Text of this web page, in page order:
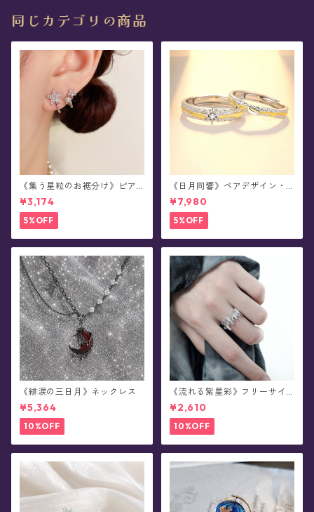
同じカテゴリの商品
《集う星粒のお裾分け》ピア
ス
¥3,174
5%OFF
《日月同響》ペアデザイン・
シルバーリング
¥7,980
5%OFF
《緋涙の三日月》ネックレス
¥5,364
10%OFF
《流れる紫星彩》フリーサイ
ズ・リング
¥2,610
10%OFF